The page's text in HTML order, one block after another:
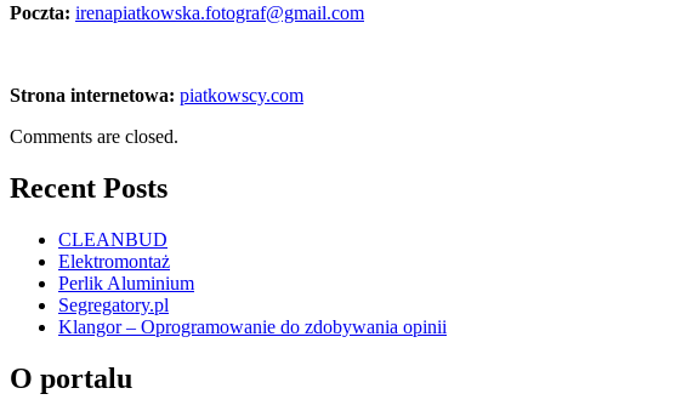
Poczta: irenapiatkowska.fotograf@gmail.com
Strona internetowa: piatkowscy.com
Comments are closed.
Recent Posts
CLEANBUD
Elektromontaż
Perlik Aluminium
Segregatory.pl
Klangor – Oprogramowanie do zdobywania opinii
O portalu